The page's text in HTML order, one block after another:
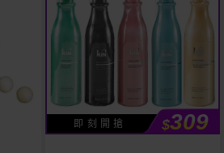
即 刻 開 搶 $309